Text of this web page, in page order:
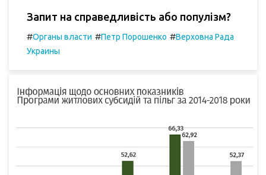
Запит на справедливість або популізм?
#Органы власти #Петр Порошенко #Верховна Рада
Украины